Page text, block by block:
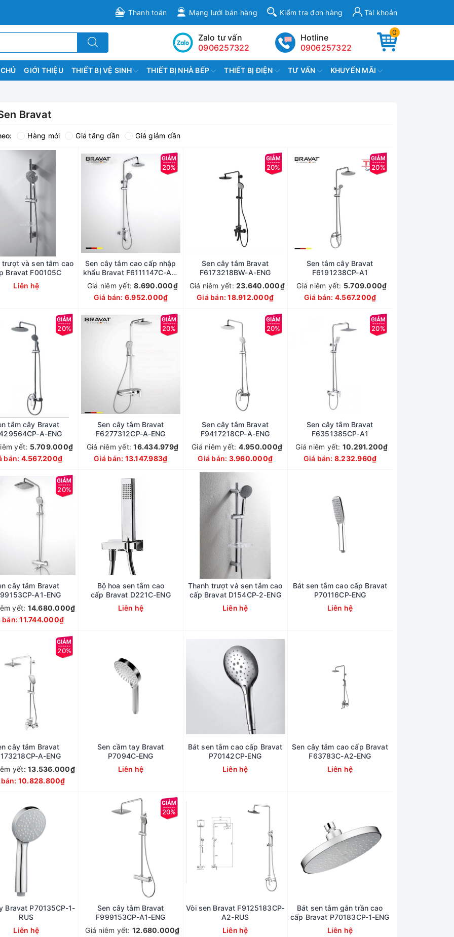
Thanh toán Mạng lưới bán hàng Kiểm tra đơn hàng Tài khoản
0
Hotline
0906257322
Zalo tư vấn
0906257322
GIỚI THIỆU THIẾT BỊ VỆ SINH THIẾT BỊ NHÀ BẾP THIẾT BỊ ĐIỆN TƯ VẤN KHUYẾN MÃI
Bravat
Hàng mới Giá tăng dần Giá giảm dần
trượt và sen tắm cao
Bravat F00105C
Liên hệ
20%
Sen cây tắm cao cấp nhập
khẩu Bravat F6111147C-A1-
ENG
Giá niêm yết:8.690.000₫
Giá bán: 6.952.000₫
20%
Sen cây tắm Bravat
F6173218BW-A-ENG
Giá niêm yết: 23.640.000₫
Giá bán:18.912.000₫
20%
Sen tắm cây Bravat
F6191238CP-A1
Giá niêm yết: 5.709.000₫
Giá bán: 4.567.200₫
20%
tắm cây Bravat
A-ENG
yết: 5.709.000₫
bán: 4.567.200₫
20%
Sen cây tắm Bravat
F6277312CP-A-ENG
Giá niêm yết:16.434.979₫
Giá bán: 13.147.983₫
20%
Sen cây tắm Bravat
F9417218CP-A-ENG
Giá niêm yết: 4.950.000₫
Giá bán: 3.960.000₫
20%
Sen cây tắm Bravat
F6351385CP-A1
Giá niêm yết: 10.291.200₫
Giá bán: 8.232.960₫
20%
cây tắm Bravat
A1-ENG
yết: 14.680.000₫
bán:11.744.000₫
Bộ hoa sen tắm cao
cấp Bravat D221C-ENG
Liên hệ
Thanh trượt và sen tắm cao
cấp Bravat D154CP-2-ENG
Liên hệ
Bát sen tắm cao cấp Bravat
P70116CP-ENG
Liên hệ
20%
cây tắm Bravat
A-ENG
yết: 13.536.000₫
10.828.800₫
Sen cầm tay Bravat
P7094C-ENG
Liên hệ
Bát sen tắm cao cấp Bravat
P70142CP-ENG
Liên hệ
Sen cây tắm cao cấp Bravat
F63783C-A2-ENG
Liên hệ
Bravat P70135CP-1-
RUS
Liên hệ
20%
Sen cây tắm Bravat
F999153CP-A1-ENG
Giá niêm yết: 12.680.000₫
Vòi sen Bravat F9125183CP-
A2-RUS
Liên hệ
Bát sen tắm gắn trần cao
cấp Bravat P70183CP-1-ENG
Liên hệ